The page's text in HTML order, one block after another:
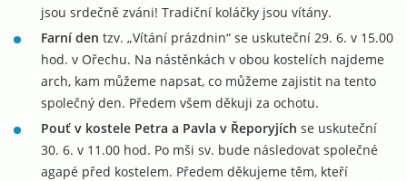
jsou srdečně zváni! Tradiční koláčky jsou vítány.
Farní den tzv. „Vítání prázdnin“ se uskuteční 29. 6. v 15.00
hod. v Ořechu. Na nástěnkách v obou kostelích najdeme
arch, kam můžeme napsat, co můžeme zajistit na tento
společný den. Předem všem děkuji za ochotu.
Pouť v kostele Petra a Pavla v Řeporyjích se uskuteční
30. 6. v 11.00 hod. Po mši sv. bude následovat společné
agapé před kostelem. Předem děkujeme těm, kteří